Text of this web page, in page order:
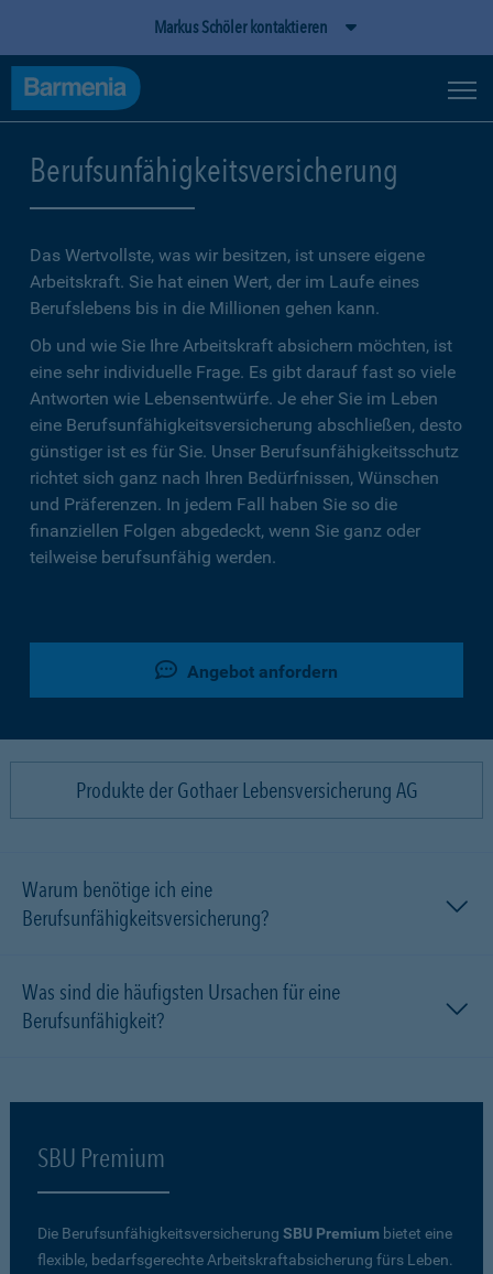
Markus Schöler kontaktieren
Berufsunfähigkeitsversicherung
Das Wertvollste, was wir besitzen, ist unsere eigene
Arbeitskraft. Sie hat einen Wert, der im Laufe eines
Berufslebens bis in die Millionen gehen kann.
Ob und wie Sie Ihre Arbeitskraft absichern möchten, ist
eine sehr individuelle Frage. Es gibt darauf fast so viele
Antworten wie Lebensentwürfe. Je eher Sie im Leben
eine Berufsunfähigkeitsversicherung abschließen, desto
günstiger ist es für Sie. Unser Berufsunfähigkeitsschutz
richtet sich ganz nach Ihren Bedürfnissen, Wünschen
und Präferenzen. In jedem Fall haben Sie so die
finanziellen Folgen abgedeckt, wenn Sie ganz oder
teilweise berufsunfähig werden.
Angebot anfordern
Produkte der Gothaer Lebensversicherung AG
Warum benötige ich eine
Berufsunfähigkeitsversicherung?
Was sind die häufigsten Ursachen für eine
Berufsunfähigkeit?
SBU Premium
Die Berufsunfähigkeitsversicherung SBU Premium bietet eine
flexible, bedarfsgerechte Arbeitskraftabsicherung fürs Leben.